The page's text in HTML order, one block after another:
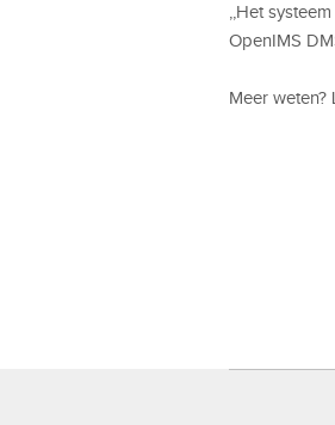
,,Het
OpenIMS
Meer weten?